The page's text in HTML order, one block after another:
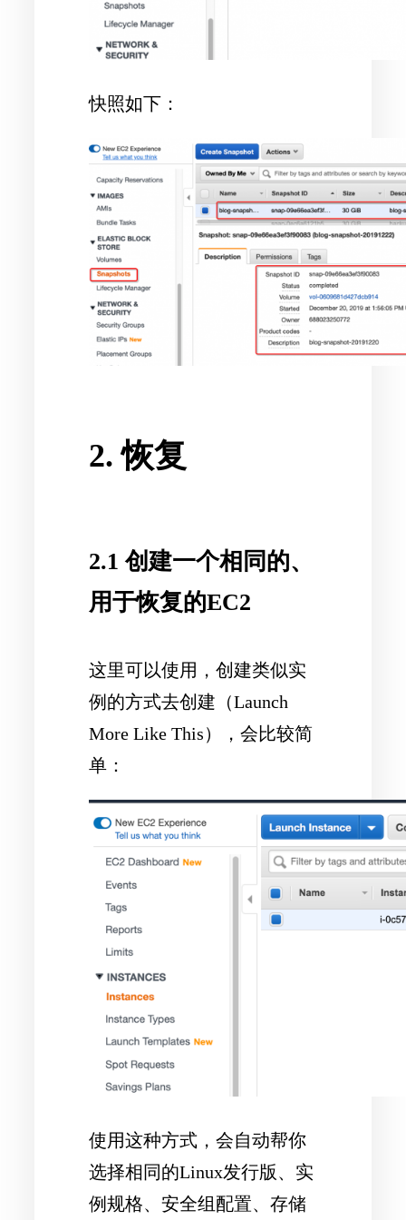
快照如下：
2. 恢复
2.1 创建一个相同的、
用于恢复的EC2
这里可以使用，创建类似实
例的方式去创建（Launch
More Like This），会比较简
单：
使用这种方式，会自动帮你
选择相同的Linux发行版、实
例规格、安全组配置、存储